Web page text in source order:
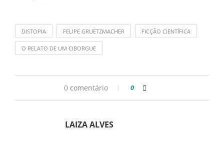
DISTOPIA FELIPE GRUETZMACHER FICÇÃO CIENTÍFICA
O RELATO DE UM CIBORGUE
0 comentário 0
LAIZA ALVES